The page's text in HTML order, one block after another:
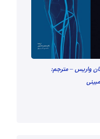
واریس – مترجم: